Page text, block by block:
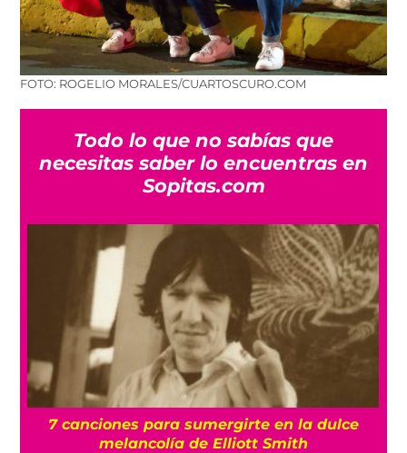
FOTO: ROGELIO MORALES/CUARTOSCURO.COM
Todo lo que no sabías que
necesitas saber lo encuentras en
Sopitas.com
7 canciones para sumergirte en la dulce
melancolía de Elliott Smith